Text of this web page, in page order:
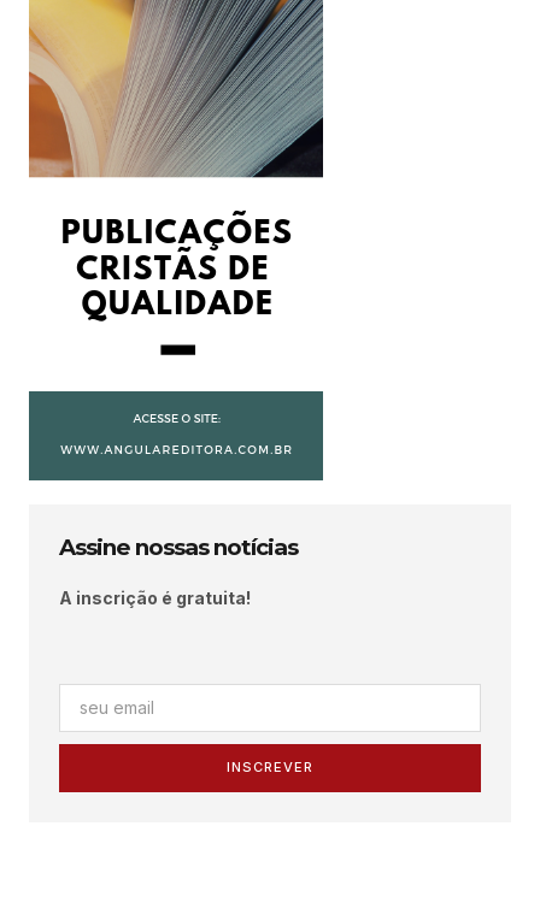
Assine nossas notícias
A inscrição é gratuita!
INSCREVER